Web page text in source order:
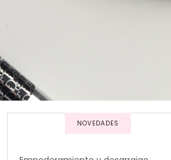
NOVEDADES